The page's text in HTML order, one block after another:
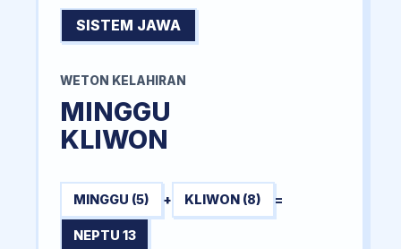
SISTEM JAWA
WETON KELAHIRAN
MINGGU
KLIWON
MINGGU (5) + KLIWON (8) =
NEPTU 13